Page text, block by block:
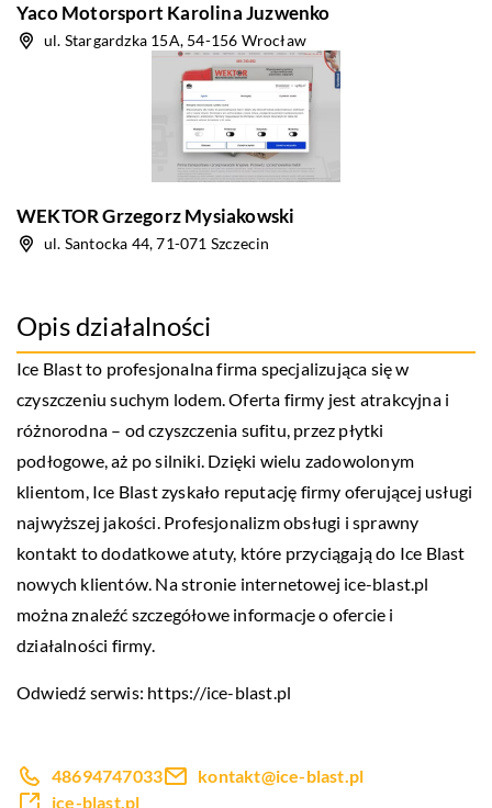
Yaco Motorsport Karolina Juzwenko
ul. Stargardzka 15A, 54-156 Wrocław
WEKTOR Grzegorz Mysiakowski
ul. Santocka 44, 71-071 Szczecin
Opis działalności
Ice Blast to profesjonalna firma specjalizująca się w
czyszczeniu suchym lodem. Oferta firmy jest atrakcyjna i
różnorodna – od czyszczenia sufitu, przez płytki
podłogowe, aż po silniki. Dzięki wielu zadowolonym
klientom, Ice Blast zyskało reputację firmy oferującej usługi
najwyższej jakości. Profesjonalizm obsługi i sprawny
kontakt to dodatkowe atuty, które przyciągają do Ice Blast
nowych klientów. Na stronie internetowej ice-blast.pl
można znaleźć szczegółowe informacje o ofercie i
działalności firmy.
Odwiedź serwis: https://ice-blast.pl
48694747033
kontakt@ice-blast.pl
ice-blast.pl